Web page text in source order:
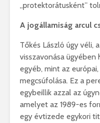
„protektorátusként”
A jogállamiság arcul
Tőkés László úgy véli,
visszavonása
egyéb, mint az
megcsúfolása. Ez a
egybeillik azzal az
amelyet az 1989-es
egy évtizede egykori